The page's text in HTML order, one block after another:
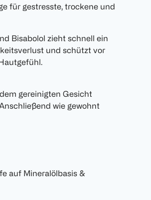
für gestresste, trockene und
Bisabolol zieht schnell ein
und schützt vor
gereinigten Gesicht
wie gewohnt
auf Mineralölbasis &